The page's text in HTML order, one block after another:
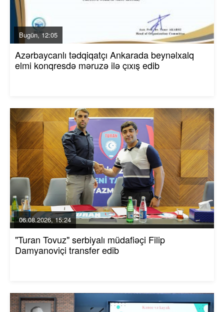
Bugün, 12:05
Azərbaycanlı tədqiqatçı Ankarada beynəlxalq
elmi konqresdə məruzə ilə çıxış edib
06.08.2026, 15:24
"Turan Tovuz" serbiyalı müdafiəçi Filip
Damyanoviçi transfer edib